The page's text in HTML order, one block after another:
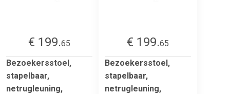
€ 199.65
Bezoekersstoel,
stapelbaar,
netrugleuning,
€ 199.65
Bezoekersstoel,
stapelbaar,
netrugleuning,